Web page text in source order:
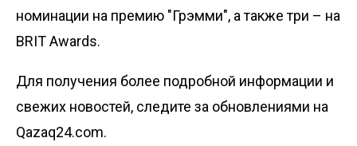
номинации на премию "Грэмми", а также три – на
BRIT Awards.
Для получения более подробной информации и
свежих новостей, следите за обновлениями на
Qazaq24.com.